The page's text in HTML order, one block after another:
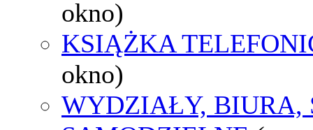
okno)
KSIĄŻKA
okno)
WYDZIAŁY, BIURA,